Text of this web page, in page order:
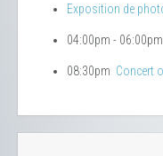
Exposition de
04:00pm - 06:00pm
08:30pm Concert